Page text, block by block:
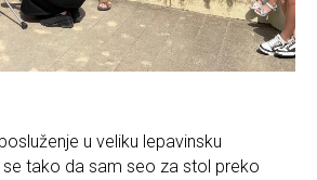
u veliku lepavinsku
tako da sam seo za stol preko